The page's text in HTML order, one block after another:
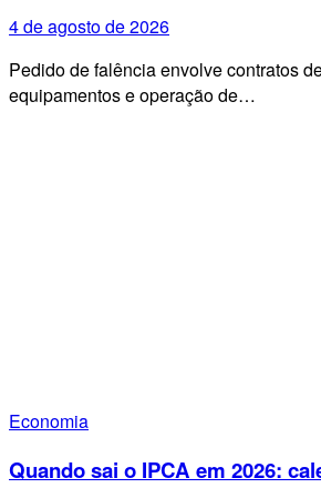
4 de agosto de 2026
Pedido de falência envolve contratos
equipamentos e operação de…
Economia
Quando sai o IPCA em 2026: